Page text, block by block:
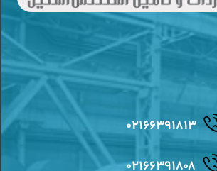
۰۲۱۶۶۳۹۱۸۱۳
۰۲۱۶۶۳۹۱۸۰۸